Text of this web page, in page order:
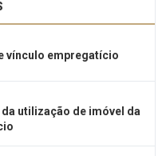
vínculo empregatício
utilização de imóvel da